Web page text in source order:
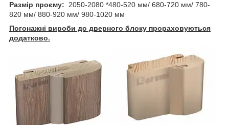
Размір проєму: 2050-2080 *480-520 мм/ 680-720 мм/ 780-
820 мм/ 880-920 мм/ 980-1020 мм
Погонажні вироби до дверного блоку прораховуються
додатково.